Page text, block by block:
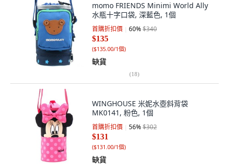
momo FRIENDS Minimi World Ally
水瓶十字口袋, 深藍色, 1個
首購折扣價 60%$340
$135
($135.00/1個)
缺貨
(18)
WINGHOUSE 米妮水壺斜背袋
MK0141, 粉色, 1個
首購折扣價 56%$302
$131
($131.00/1個)
缺貨